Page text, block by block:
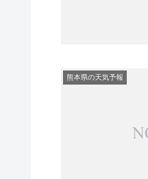
熊本県の天気予報